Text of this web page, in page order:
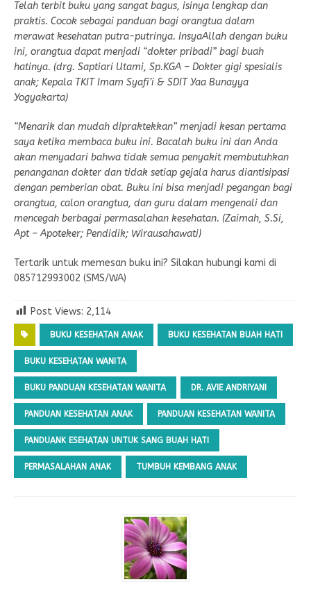
Telah terbit buku yang sangat bagus, isinya lengkap dan
praktis. Cocok sebagai panduan bagi orangtua dalam
merawat kesehatan putra-putrinya. InsyaAllah dengan buku
ini, orangtua dapat menjadi “dokter pribadi” bagi buah
hatinya. (drg. Saptiari Utami, Sp.KGA – Dokter gigi spesialis
anak; Kepala TKIT Imam Syafi’i & SDIT Yaa Bunayya
Yogyakarta)
“Menarik dan mudah dipraktekkan” menjadi kesan pertama
saya ketika membaca buku ini. Bacalah buku ini dan Anda
akan menyadari bahwa tidak semua penyakit membutuhkan
penanganan dokter dan tidak setiap gejala harus diantisipasi
dengan pemberian obat. Buku ini bisa menjadi pegangan bagi
orangtua, calon orangtua, dan guru dalam mengenali dan
mencegah berbagai permasalahan kesehatan. (Zaimah, S.Si,
Apt – Apoteker; Pendidik; Wirausahawati)
Tertarik untuk memesan buku ini? Silakan hubungi kami di
085712993002 (SMS/WA)
Post Views: 2,114
BUKU KESEHATAN ANAK BUKU KESEHATAN BUAH HATI
BUKU KESEHATAN WANITA
BUKU PANDUAN KESEHATAN WANITA DR. AVIE ANDRIYANI
PANDUAN KESEHATAN ANAK PANDUAN KESEHATAN WANITA
PANDUANK ESEHATAN UNTUK SANG BUAH HATI
PERMASALAHAN ANAK TUMBUH KEMBANG ANAK